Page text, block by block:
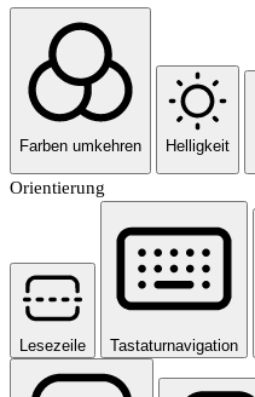
Farben umkehren Helligkeit
Orientierung
Lesezeile Tastaturnavigation